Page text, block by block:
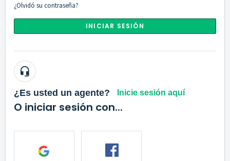
¿Olvidó su contraseña?
INICIAR SESIÓN
¿Es usted un agente? Inicie sesión aquí
O iniciar sesión con...